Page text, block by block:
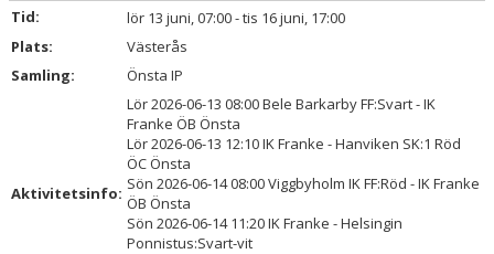
DOKUMENT
Tid:
lör 13 juni, 07:00 - tis 16 juni, 17:00
Plats:
Västerås
Samling:
Önsta IP
Aktivitetsinfo:
Lör 2026-06-13 08:00 Bele Barkarby FF:Svart - IK
Franke ÖB Önsta
Lör 2026-06-13 12:10 IK Franke - Hanviken SK:1 Röd
ÖC Önsta
Sön 2026-06-14 08:00 Viggbyholm IK FF:Röd - IK Franke
ÖB Önsta
Sön 2026-06-14 11:20 IK Franke - Helsingin
Ponnistus:Svart-vit